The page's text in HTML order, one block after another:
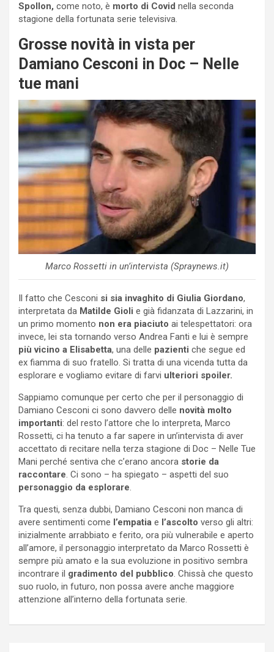
Spollon, come noto, è morto di Covid nella seconda
stagione della fortunata serie televisiva.
Grosse novità in vista per
Damiano Cesconi in Doc – Nelle
tue mani
Marco Rossetti in un’intervista (Spraynews.it)
Il fatto che Cesconi si sia invaghito di Giulia Giordano,
interpretata da Matilde Gioli e già fidanzata di Lazzarini, in
un primo momento non era piaciuto ai telespettatori: ora
invece, lei sta tornando verso Andrea Fanti e lui è sempre
più vicino a Elisabetta, una delle pazienti che segue ed
ex fiamma di suo fratello. Si tratta di una vicenda tutta da
esplorare e vogliamo evitare di farvi ulteriori spoiler.
Sappiamo comunque per certo che per il personaggio di
Damiano Cesconi ci sono davvero delle novità molto
importanti: del resto l’attore che lo interpreta, Marco
Rossetti, ci ha tenuto a far sapere in un’intervista di aver
accettato di recitare nella terza stagione di Doc – Nelle Tue
Mani perché sentiva che c’erano ancora storie da
raccontare. Ci sono – ha spiegato – aspetti del suo
personaggio da esplorare.
Tra questi, senza dubbi, Damiano Cesconi non manca di
avere sentimenti come l’empatia e l’ascolto verso gli altri:
inizialmente arrabbiato e ferito, ora più vulnerabile e aperto
all’amore, il personaggio interpretato da Marco Rossetti è
sempre più amato e la sua evoluzione in positivo sembra
incontrare il gradimento del pubblico. Chissà che questo
suo ruolo, in futuro, non possa avere anche maggiore
attenzione all’interno della fortunata serie.